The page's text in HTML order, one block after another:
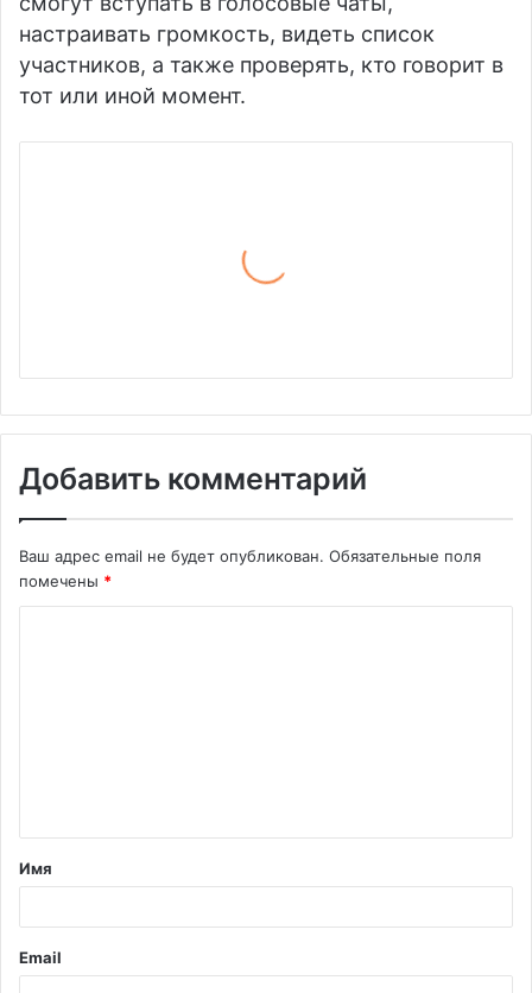
настраивать громкость, видеть список
участников, а также проверять, кто говорит в
тот или иной момент.
Добавить комментарий
Ваш адрес email не будет опубликован. Обязательные поля
помечены *
т
а
й
Имя
Email